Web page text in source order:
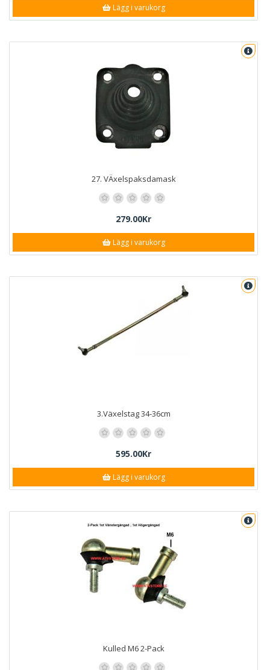
Lägg i varukorg
27. VÄxelspaksdamask
279.00Kr
Lägg i varukorg
3.Växelstag 34-36cm
595.00Kr
Lägg i varukorg
Kulled M6 2-Pack